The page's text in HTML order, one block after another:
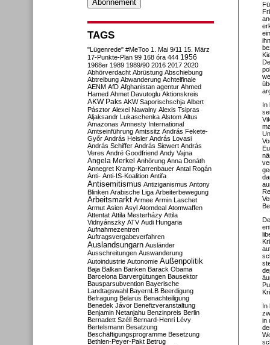
In
In
in
TAGS
"Lügenrede" #MeToo 1. Mai 9/11 15. März
17-Punkte-Plan 99 168 óra 444 1956
1968er 1989 1989/90 2016 2017 2020
Abhörverdacht Abrüstung Abschiebung
Abtreibung Abwanderung Achtelfinale
AENM AfD Afghanistan agentur Ahmed
Hamed Ahmet Davutoglu Aktionskreis
AKW Paks AKW Saporischschja Albert
Pásztor Alexei Nawalny Alexis Tsipras
Aljaksandr Lukaschenka Alstom Altus
Amazonas Amnesty International
Amtseinführung Amtssitz András Fekete-
Győr András Heisler András Lovasi
András Schiffer András Siewert András
Veres André Goodfriend Andy Vajna
Angela Merkel Anhörung Anna Donáth
Annegret Kramp-Karrenbauer Antal Rogán
Anti- Anti-IS-Koalition Antifa
Antisemitismus Antiziganismus Antony
Blinken Arabische Liga Arbeiterbewegung
Arbeitsmarkt Armee Armin Laschet
Armut Asien Asyl Atomdeal Atomwaffen
Attentat Attila Mesterházy Attila
Vidnyánszky ATV Audi Hungaria
Aufnahmezentren
Auftragsvergabeverfahren
Auslandsungarn Ausländer
Ausschreitungen Auswanderung
Autoindustrie Autonomie Außenpolitik
Baja Balkan Banken Barack Obama
Barcelona Barvergütungen Bausektor
Bausparsubvention Bayerische
Landtagswahl BayernLB Beerdigung
Befragung Belarus Benachteiligung
Benedek Jávor Benefizveranstaltung
Benjamin Netanjahu Benzinpreis Berlin
Bernadett Széll Bernard-Henri Lévy
Bertelsmann Besatzung
Beschäftigungsprogramme Besetzung
Bethlen-Peyer-Pakt Betrug